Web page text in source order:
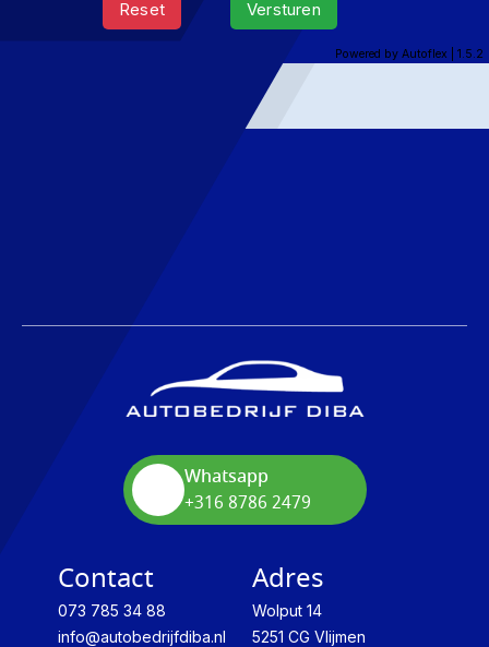
Whatsapp
+316 8786 2479
Contact
073 785 34 88
info@autobedrijfdiba.nl
Adres
Wolput 14
5251 CG Vlijmen